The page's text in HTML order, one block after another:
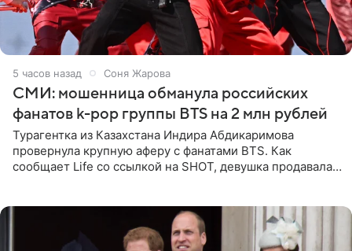
5 часов назад Соня Жарова
СМИ: мошенница обманула российских
фанатов k-pop группы BTS на 2 млн рублей
Турагентка из Казахстана Индира Абдикаримова
провернула крупную аферу с фанатами BTS. Как
сообщает Life со ссылкой на SHOT, девушка продавала